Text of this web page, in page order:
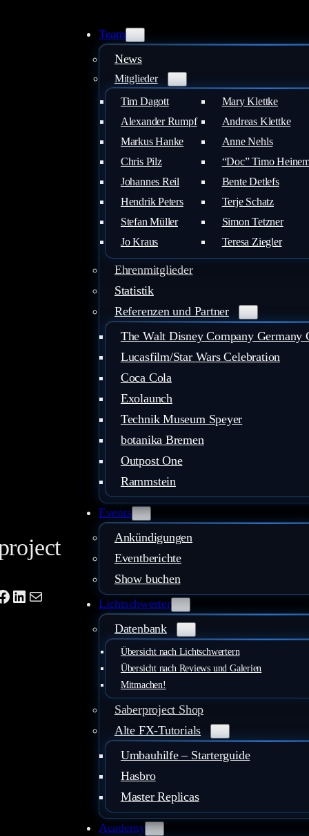
LinkedIn
Mail
Team
News
Mitglieder
Tim Dagott
Alexander Rumpf
Markus Hanke
Chris Pilz
Johannes Reil
Hendrik Peters
Stefan Müller
Jo Kraus
Mary Klettke
Andreas Klettke
Anne Nehls
“Doc” Timo
Bente Detlefs
Terje Schatz
Simon Tetzner
Teresa Ziegler
Ehrenmitglieder
Statistik
Referenzen und Partner
The Walt Disney Company Germany
Lucasfilm/Star Wars Celebration
Coca Cola
Exolaunch
Technik Museum Speyer
botanika Bremen
Outpost One
Rammstein
Events
Ankündigungen
Eventberichte
Show buchen
Lichtschwerter
Datenbank
Übersicht nach Lichtschwertern
Übersicht nach Reviews und Galerien
Mitmachen!
Saberproject Shop
Alte FX-Tutorials
Umbauhilfe – Starterguide
Hasbro
Master Replicas
Academy